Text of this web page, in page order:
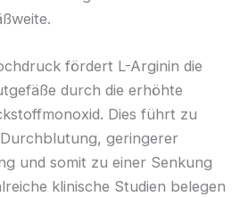
fördert L-Arginin die
durch die erhöhte
Dies führt zu
geringerer
und somit zu einer Senkung
klinische Studien belegen